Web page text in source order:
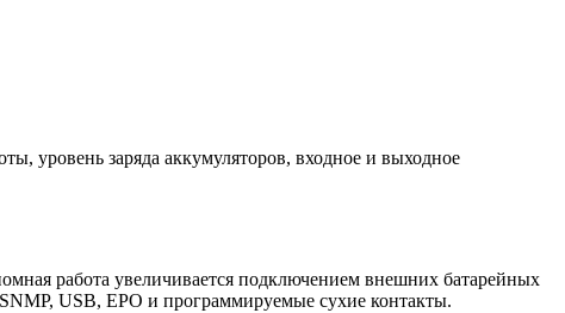
уровень заряда аккумуляторов, входное и выходное
работа увеличивается подключением внешних батарейных
USB, EPO и программируемые сухие контакты.